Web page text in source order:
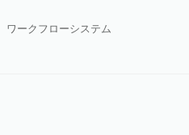
ワークフローシステム